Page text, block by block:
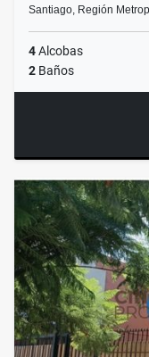
Santiago, Región
4Alcobas
2 Baños